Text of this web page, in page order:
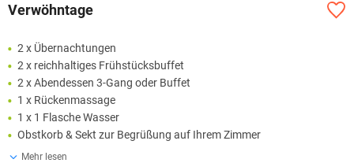
Verwöhntage
2 x Übernachtungen
2 x reichhaltiges Frühstücksbuffet
2 x Abendessen 3-Gang oder Buffet
1 x Rückenmassage
1 x 1 Flasche Wasser
Obstkorb & Sekt zur Begrüßung auf Ihrem Zimmer
Mehr lesen